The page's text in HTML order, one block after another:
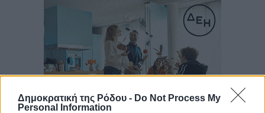
Δημοκρατική της Ρόδου - Do Not Process My
Personal Information